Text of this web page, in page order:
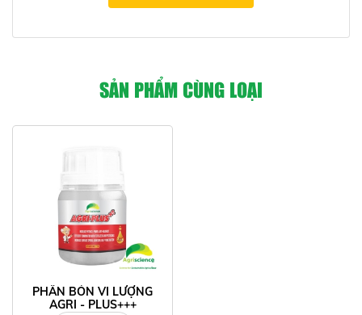
SẢN PHẨM CÙNG LOẠI
PHÂN BÓN VI LƯỢNG
AGRI - PLUS+++